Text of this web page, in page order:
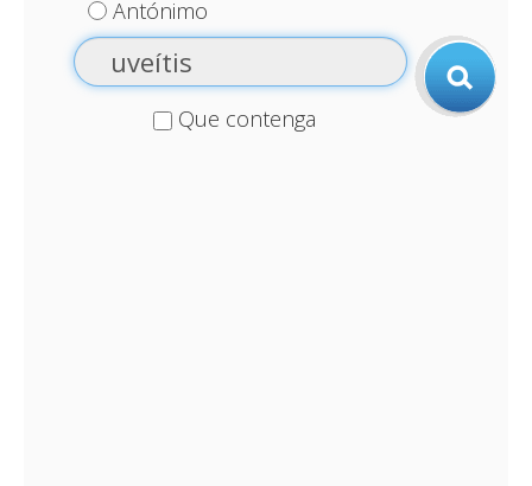
Antónimo
Que contenga